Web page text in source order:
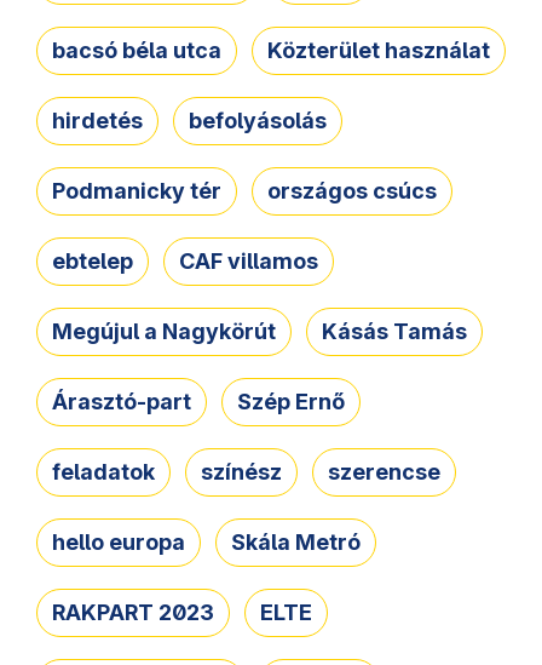
bacsó béla utca Közterület használat
hirdetés befolyásolás
Podmanicky tér országos csúcs
ebtelep CAF villamos
Megújul a Nagykörút Kásás Tamás
Árasztó-part Szép Ernő
feladatok színész szerencse
hello europa Skála Metró
RAKPART 2023 ELTE